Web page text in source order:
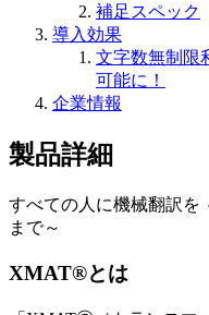
補足スペック
導入効果
文字数無制限
可能に！
企業情報
製品詳細
すべての人に機械翻訳を
まで～
XMAT®とは